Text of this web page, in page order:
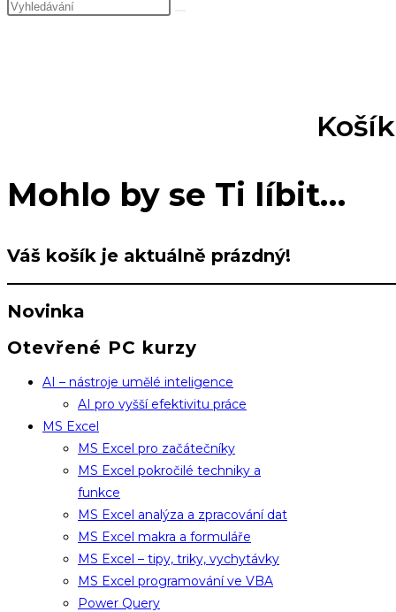
Košík
Mohlo by se Ti líbit…
Váš košík je aktuálně prázdný!
Novinka
Otevřené PC kurzy
AI – nástroje umělé inteligence
AI pro vyšší efektivitu práce
MS Excel
MS Excel pro začátečníky
MS Excel pokročilé techniky a
funkce
MS Excel analýza a zpracování dat
MS Excel makra a formuláře
MS Excel – tipy, triky, vychytávky
MS Excel programování ve VBA
Power Query